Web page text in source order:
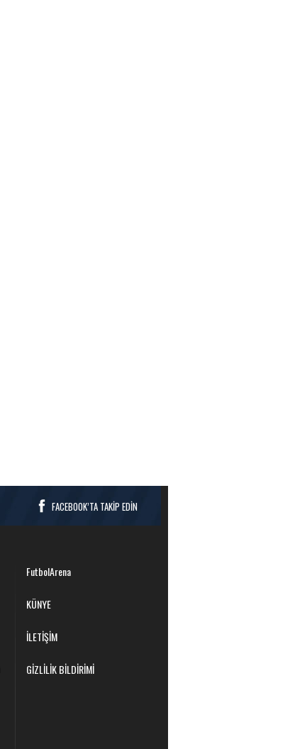
FACEBOOK’TA TAKİP EDİN
FutbolArena
KÜNYE
İLETİŞİM
GİZLİLİK BİLDİRİMİ